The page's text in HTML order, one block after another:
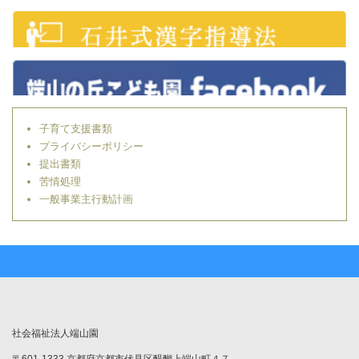
子育て支援書類
プライバシーポリシー
提出書類
苦情処理
一般事業主行動計画
社会福祉法人端山園